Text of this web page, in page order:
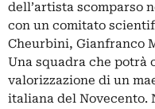
dell’artista scomparso
con un comitato
Cheurbini, Gianfranco
Una squadra che potrà
valorizzazione di un
italiana del Novecento.